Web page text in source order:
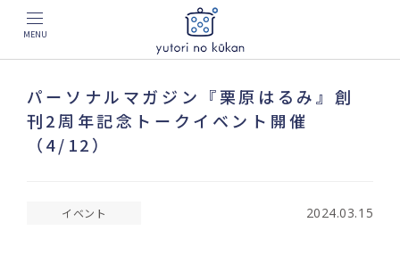
MENU
パーソナルマガジン『栗原はるみ』創
刊2周年記念トークイベント開催
（4/12）
イベント 2024.03.15